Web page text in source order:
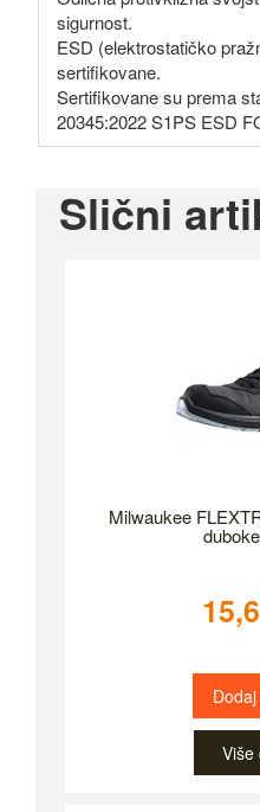
sigurnost.
ESD (elektrostatičko
sertifikovane.
Sertifikovane su prema
20345:2022 S1PS ESD
Slični
Milwaukee
Više